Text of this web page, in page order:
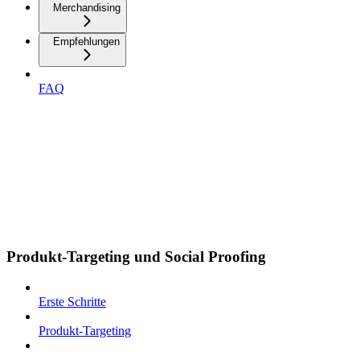
Merchandising
Empfehlungen
FAQ
Produkt-Targeting und Social Proofing
Erste Schritte
Produkt-Targeting